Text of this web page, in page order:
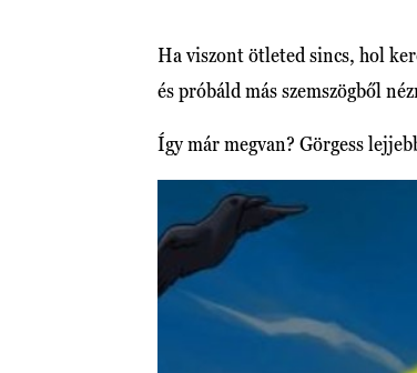
Ha viszont ötleted sincs, hol
és próbáld más szemszögből
Így már megvan? Görgess